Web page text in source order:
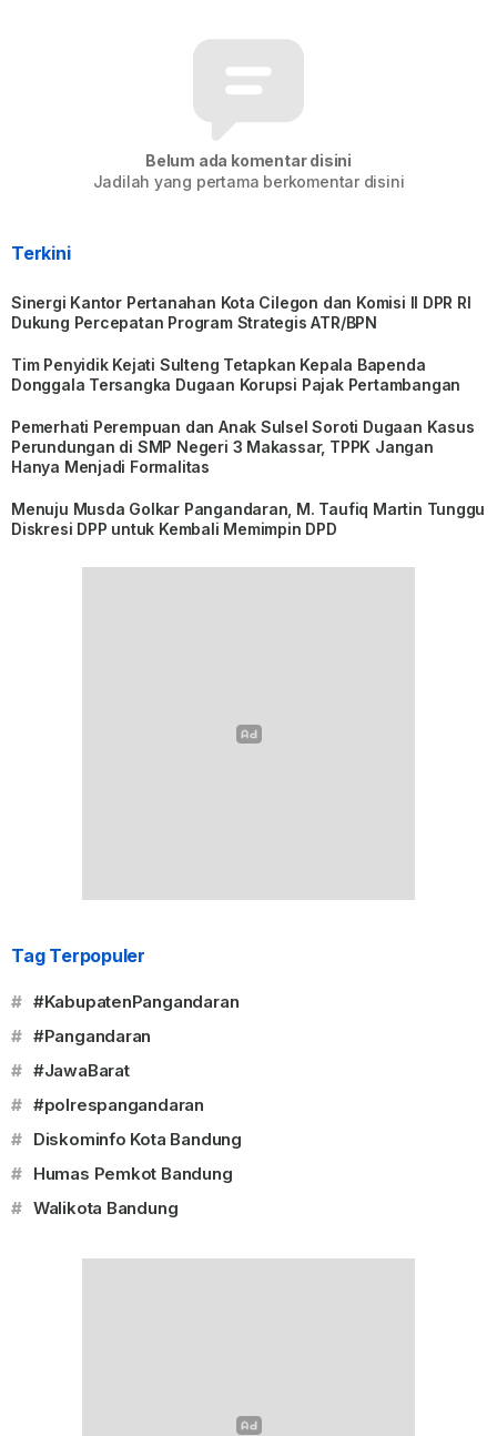
Belum ada komentar disini
Jadilah yang pertama berkomentar disini
Terkini
Sinergi Kantor Pertanahan Kota Cilegon dan Komisi II DPR RI
Dukung Percepatan Program Strategis ATR/BPN
Tim Penyidik Kejati Sulteng Tetapkan Kepala Bapenda
Donggala Tersangka Dugaan Korupsi Pajak Pertambangan
Pemerhati Perempuan dan Anak Sulsel Soroti Dugaan Kasus
Perundungan di SMP Negeri 3 Makassar, TPPK Jangan
Hanya Menjadi Formalitas
Menuju Musda Golkar Pangandaran, M. Taufiq Martin Tunggu
Diskresi DPP untuk Kembali Memimpin DPD
Tag Terpopuler
# #KabupatenPangandaran
# #Pangandaran
# #JawaBarat
# #polrespangandaran
# Diskominfo Kota Bandung
# Humas Pemkot Bandung
# Walikota Bandung